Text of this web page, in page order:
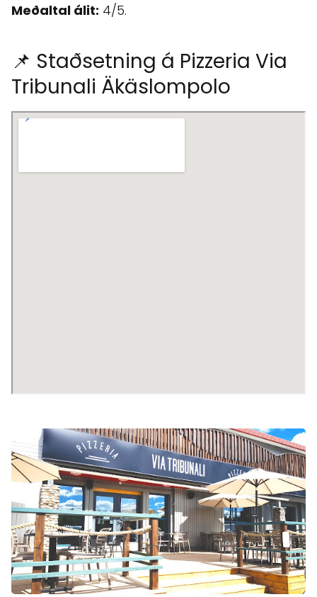
Meðaltal álit: 4/5.
📌 Staðsetning á Pizzeria Via
Tribunali Äkäslompolo